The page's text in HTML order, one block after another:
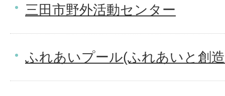
三田市野外活動センター
ふれあいプール(ふれあいと創